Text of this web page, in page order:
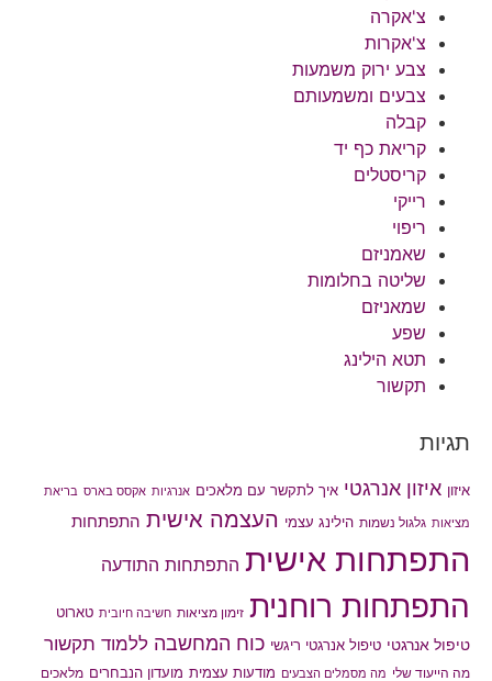
צ'אקרה
צ'אקרות
צבע ירוק משמעות
צבעים ומשמעותם
קבלה
קריאת כף יד
קריסטלים
רייקי
ריפוי
שאמניזם
שליטה בחלומות
שמאניזם
שפע
תטא הילינג
תקשור
תגיות
איזון איזון אנרגטי איך לתקשר עם מלאכים אנרגיות אקסס בארס בריאת
מציאות גלגול נשמות הילינג עצמי העצמה אישית התפתחות
התפתחות אישית התפתחות התודעה
התפתחות רוחנית זימון מציאות חשיבה חיובית טארוט
טיפול אנרגטי טיפול אנרגטי ריגשי כוח המחשבה ללמוד תקשור
מה הייעוד שלי מה מסמלים הצבעים מודעות עצמית מועדון הנבחרים מלאכים